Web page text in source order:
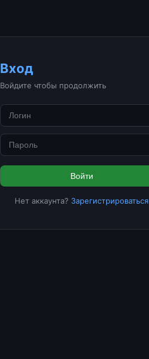
Вход
Войдите чтобы продолжить
Войти
Нет аккаунта? Зарегистрироваться